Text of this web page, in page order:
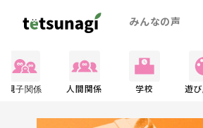
みんなの声
親子関係 人間関係 学校 遊